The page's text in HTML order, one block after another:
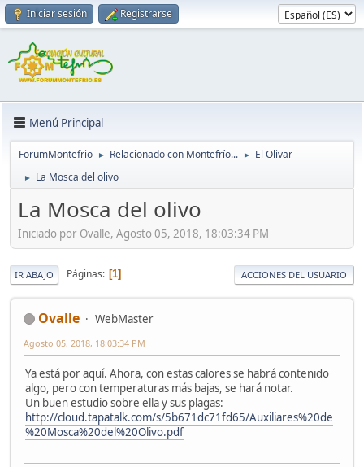
Iniciar sesión Registrarse
Menú Principal
ForumMontefrio ► Relacionado con Montefrío... ► El Olivar
► La Mosca del olivo
La Mosca del olivo
Iniciado por Ovalle, Agosto 05, 2018, 18:03:34 PM
IR ABAJO Páginas 1 ACCIONES DEL USUARIO
Ovalle WebMaster
Agosto 05, 2018, 18:03:34 PM
Ya está por aquí. Ahora, con estas calores se habrá contenido
algo, pero con temperaturas más bajas, se hará notar.
Un buen estudio sobre ella y sus plagas:
http://cloud.tapatalk.com/s/5b671dc71fd65/Auxiliares%20de
%20Mosca%20del%20Olivo.pdf